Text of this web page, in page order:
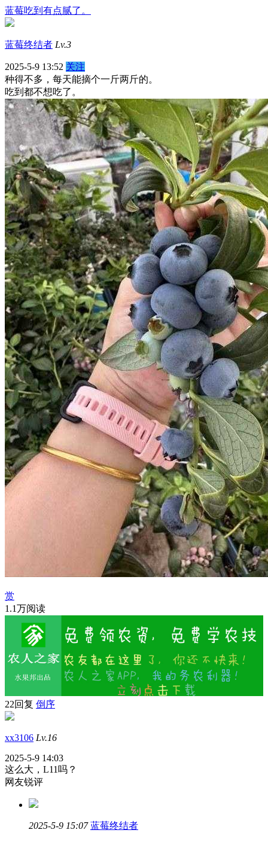
蓝莓吃到有点腻了。
蓝莓终结者 Lv.3
2025-5-9 13:52 关注
种得不多，每天能摘个一斤两斤的。
吃到都不想吃了。
赏
1.1万阅读
22回复 倒序
xx3106 Lv.16
2025-5-9 14:03
这么大，L11吗？
网友锐评
2025-5-9 15:07 蓝莓终结者